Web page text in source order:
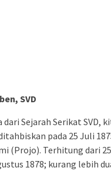
SVD
dari Sejarah Serikat SVD,
pada 25 Juli
(Projo). Terhitung dari
1878; kurang lebih